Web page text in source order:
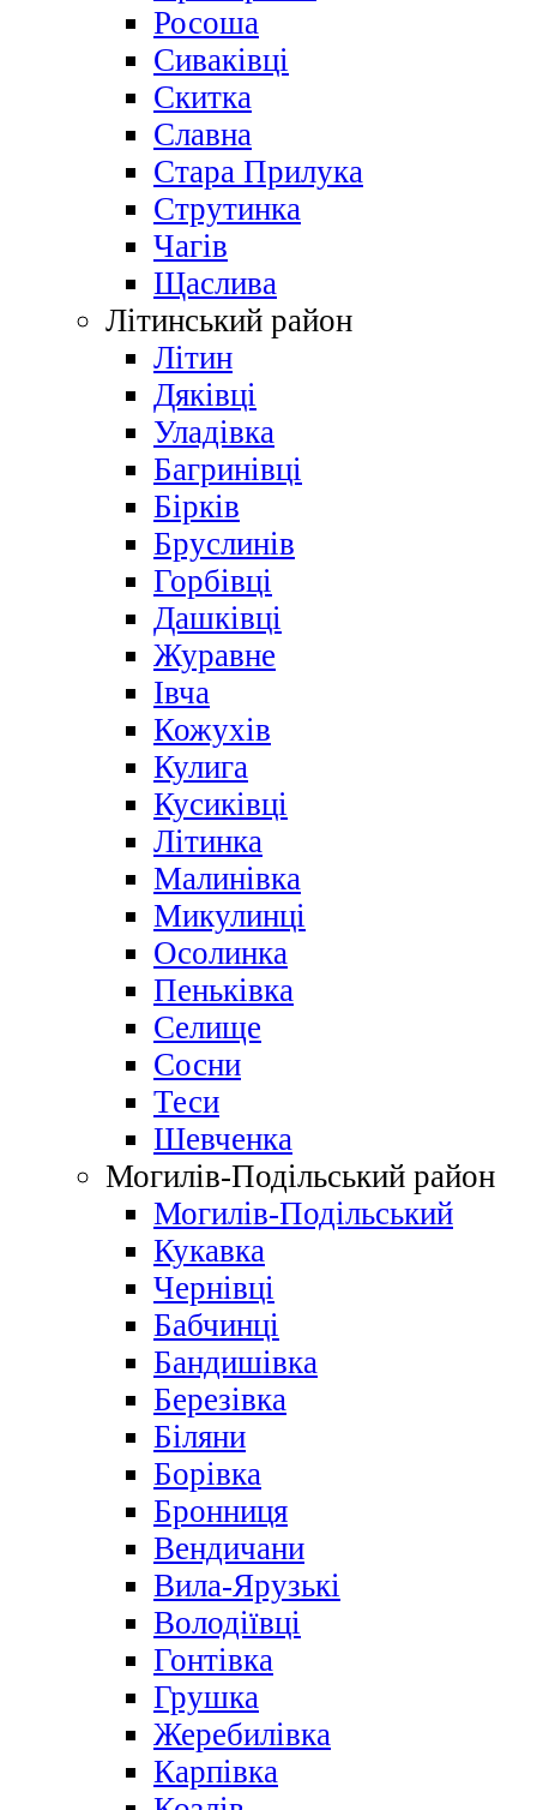
Росоша
Сиваківці
Скитка
Славна
Стара Прилука
Струтинка
Чагів
Щаслива
Літинський район
Літин
Дяківці
Уладівка
Багринівці
Бірків
Бруслинів
Горбівці
Дашківці
Журавне
Івча
Кожухів
Кулига
Кусиківці
Літинка
Малинівка
Микулинці
Осолинка
Пеньківка
Селище
Сосни
Теси
Шевченка
Могилів-Подільський район
Могилів-Подільський
Кукавка
Чернівці
Бабчинці
Бандишівка
Березівка
Біляни
Борівка
Бронниця
Вендичани
Вила-Ярузькі
Володіївці
Гонтівка
Грушка
Жеребилівка
Карпівка